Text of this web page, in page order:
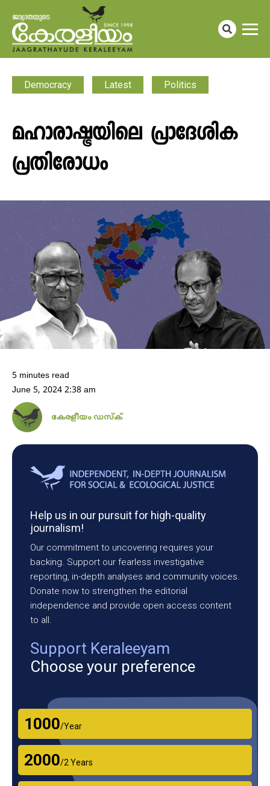
Democracy Latest Politics
മഹാരാഷ്ട്രയിലെ പ്രാദേശിക
പ്രതിരോധം
5 minutes read
June 5, 2024 2:38 am
കേരളീയം ഡസ്ക്
Help us in our pursuit for high-quality
journalism!
Our commitment to uncovering requires your
backing. Support our fearless investigative
reporting, in-depth analyses and community voices.
Donate now to strengthen the editorial
independence and provide open access content
to all.
Support Keraleeyam
Choose your preference
₹1000/Year
₹2000/2 Years